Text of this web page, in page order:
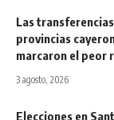
Las
provincias
marcaron el peor
3 agosto, 2026
Elecciones en